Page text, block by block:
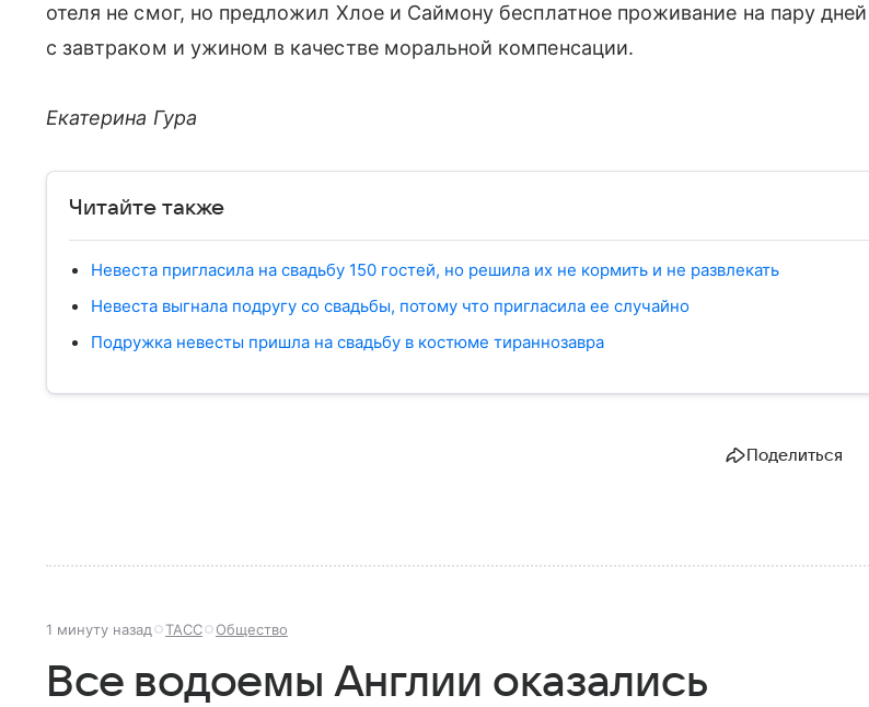
отеля не смог, но предложил Хлое и Саймону бесплатное проживание на пару дней
с завтраком и ужином в качестве моральной компенсации.
Екатерина Гура
Читайте также
Невеста пригласила на свадьбу 150 гостей, но решила их не кормить и не развлекать
Невеста выгнала подругу со свадьбы, потому что пригласила ее случайно
Подружка невесты пришла на свадьбу в костюме тираннозавра
Поделиться
1 минуту назад ТАСС Общество
Все водоемы Англии оказались